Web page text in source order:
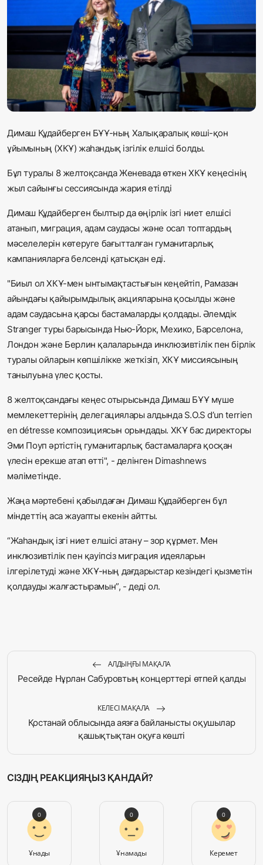
Қоғам
Спорт
Әлем
Димаш Құдайберген БҰҰ-ның Халықаралық көші-қон
ұйымының (ХКҰ) жаһандық ізгілік елшісі болды.
Бұл туралы 8 желтоқсанда Женевада өткен ХКҰ кеңесінің
жыл сайынғы сессиясында жария етілді
Димаш Құдайберген былтыр да өңірлік ізгі ниет елшісі
атанып, миграция, адам саудасы және осал топтардың
мәселелерін көтеруге бағытталған гуманитарлық
кампанияларға белсенді қатысқан еді.
"Биыл ол ХКҰ-мен ынтымақтастығын кеңейтіп, Рамазан
айындағы қайырымдылық акцияларына қосылды және
адам саудасына қарсы бастамаларды қолдады. Әлемдік
Stranger туры барысында Нью-Йорк, Мехико, Барселона,
Лондон және Берлин қалаларында инклюзивтілік пен бірлік
туралы ойларын көпшілікке жеткізіп, ХКҰ миссиясының
танылуына үлес қосты.
8 желтоқсандағы кеңес отырысында Димаш БҰҰ мүше
мемлекеттерінің делегациялары алдында S.O.S d’un terrien
en détresse композициясын орындады. ХКҰ бас директоры
Эми Поуп әртістің гуманитарлық бастамаларға қосқан
үлесін ерекше атап өтті", - делінген Dimashnews
мәліметінде.
Жаңа мәртебені қабылдаған Димаш Құдайберген бұл
міндеттің аса жауапты екенін айтты.
“Жаһандық ізгі ниет елшісі атану – зор құрмет. Мен
инклюзивтілік пен қауіпсіз миграция идеяларын
ілгерілетуді және ХКҰ-ның дағдарыстар кезіндегі қызметін
қолдауды жалғастырамын”, - деді ол.
АЛДЫҢҒЫ МАҚАЛА
Ресейде Нұрлан Сабуровтың концерттері өтпей қалды
КЕЛЕСІ МАҚАЛА
Қостанай облысында аязға байланысты оқушылар
қашықтықтан оқуға көшті
СІЗДІҢ РЕАКЦИЯҢЫЗ ҚАНДАЙ?
Ұнады
0
Ұнамады
0
Керемет
0